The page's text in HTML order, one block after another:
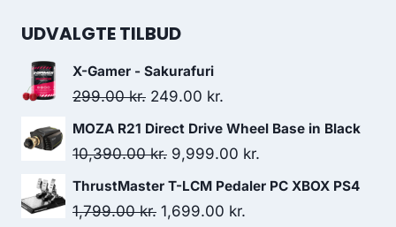
UDVALGTE TILBUD
X-Gamer - Sakurafuri
299.00kr. Original
price
was:
249.00 kr.
price
is:
MOZA R21 Direct Drive Wheel Base in Black
10,390.00kr. Original
price
was:
9,999.00 kr.
price
ThrustMaster T-LCM Pedaler PC XBOX PS4
1,799.00kr. Original
1,699.00 kr.